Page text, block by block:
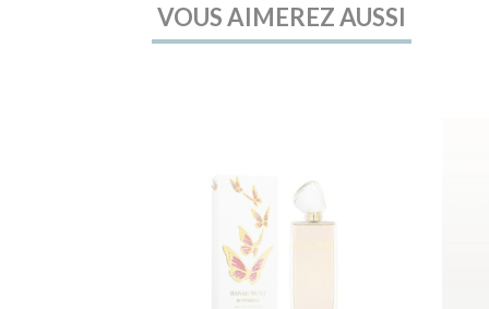
VOUS AIMEREZ AUSSI